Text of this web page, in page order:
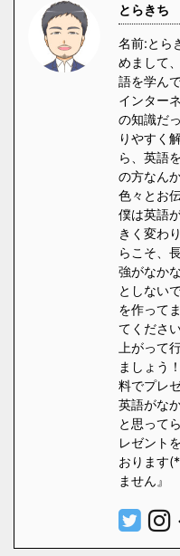
とらきち
名前:とら
めまして
語を学ん
インター
の知識だ
りやすく
ら、英語
の方なん
色々とお
僕は英語
きく変わ
らこそ、
強がなか
としない
を作って
てくださ
上がって
ましょう
料でプレ
英語がな
と思って
レゼント
おります
ません』